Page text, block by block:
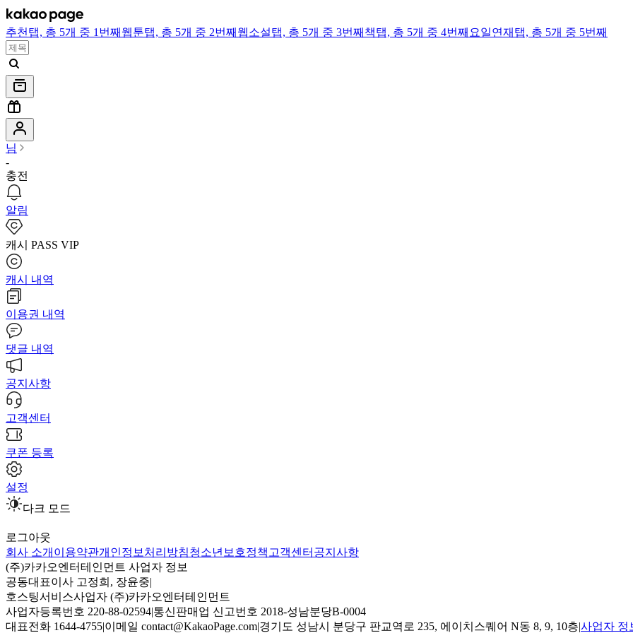
추천 탭, 총 5개 중 1번째 웹툰탭, 총 5개 중 2번째 웹소설탭, 총 5개 중 3번째 책탭, 총 5개 중 4번째 요일연재 탭, 총 5개 중 5번째
님
-
충전
알림
캐시 PASS VIP
캐시 내역
이용권 내역
댓글 내역
공지사항
고객센터
쿠폰 등록
설정
다크 모드
로그아웃
회사 소개 이용약관개인정보처리방침청소년보호정책 고객센터 공지사항
(주)카카오엔터테인먼트 사업자 정보
공동대표이사 고정희, 장윤중|
호스팅서비스사업자 (주)카카오엔터테인먼트
사업자등록번호 220-88-02594|통신판매업 신고번호 2018-성남분당B-0004
대표전화 1644-4755|이메일 contact@KakaoPage.com|경기도 성남시 분당구 판교역로 235, 에이치스퀘어 N동 8, 9, 10층|사업자 정